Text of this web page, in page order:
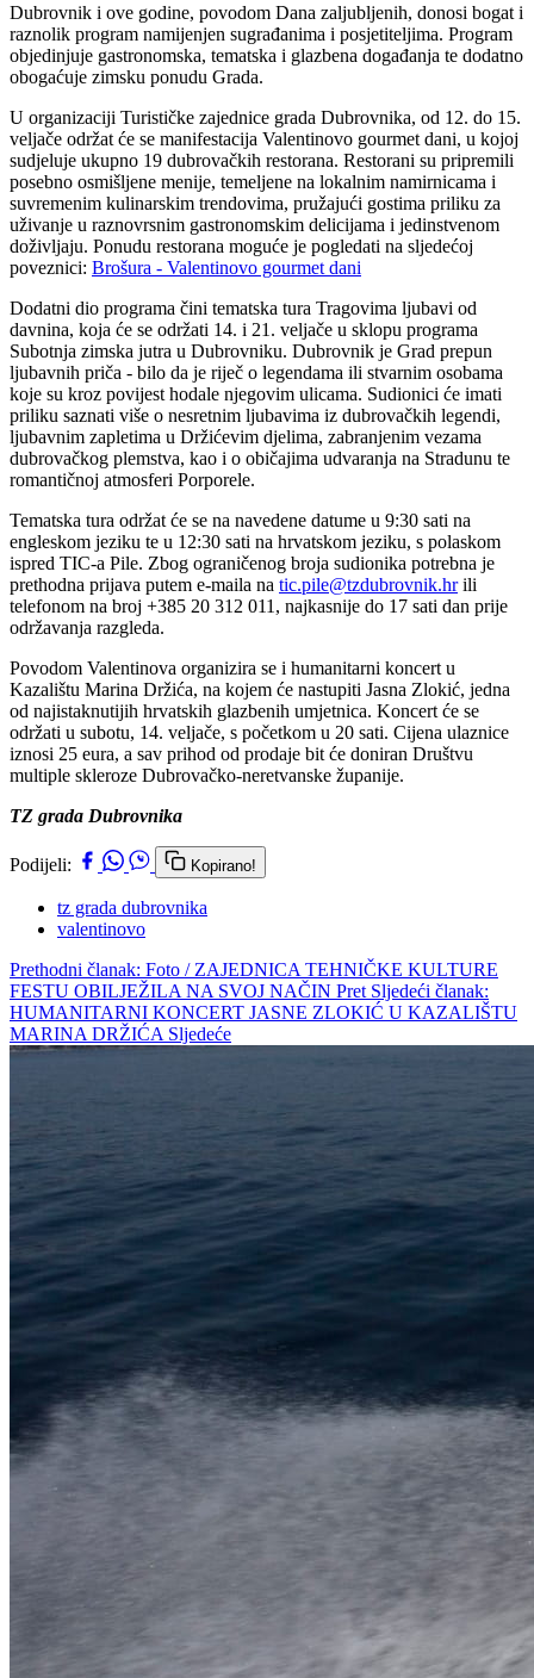
Dubrovnik i ove godine, povodom Dana zaljubljenih, donosi bogat i
raznolik program namijenjen sugrađanima i posjetiteljima. Program
objedinjuje gastronomska, tematska i glazbena događanja te dodatno
obogaćuje zimsku ponudu Grada.
U organizaciji Turističke zajednice grada Dubrovnika, od 12. do 15.
veljače održat će se manifestacija Valentinovo gourmet dani, u kojoj
sudjeluje ukupno 19 dubrovačkih restorana. Restorani su pripremili
posebno osmišljene menije, temeljene na lokalnim namirnicama i
suvremenim kulinarskim trendovima, pružajući gostima priliku za
uživanje u raznovrsnim gastronomskim delicijama i jedinstvenom
doživljaju. Ponudu restorana moguće je pogledati na sljedećoj
poveznici: Brošura - Valentinovo gourmet dani
Dodatni dio programa čini tematska tura Tragovima ljubavi od
davnina, koja će se održati 14. i 21. veljače u sklopu programa
Subotnja zimska jutra u Dubrovniku. Dubrovnik je Grad prepun
ljubavnih priča - bilo da je riječ o legendama ili stvarnim osobama
koje su kroz povijest hodale njegovim ulicama. Sudionici će imati
priliku saznati više o nesretnim ljubavima iz dubrovačkih legendi,
ljubavnim zapletima u Držićevim djelima, zabranjenim vezama
dubrovačkog plemstva, kao i o običajima udvaranja na Stradunu te
romantičnoj atmosferi Porporele.
Tematska tura održat će se na navedene datume u 9:30 sati na
engleskom jeziku te u 12:30 sati na hrvatskom jeziku, s polaskom
ispred TIC-a Pile. Zbog ograničenog broja sudionika potrebna je
prethodna prijava putem e-maila na tic.pile@tzdubrovnik.hrili
telefonom na broj +385 20 312 011, najkasnije do 17 sati dan prije
održavanja razgleda.
Povodom Valentinova organizira se i humanitarni koncert u
Kazalištu Marina Držića, na kojem će nastupiti Jasna Zlokić, jedna
od najistaknutijih hrvatskih glazbenih umjetnica. Koncert će se
održati u subotu, 14. veljače, s početkom u 20 sati. Cijena ulaznice
iznosi 25 eura, a sav prihod od prodaje bit će doniran Društvu
multiple skleroze Dubrovačko-neretvanske županije.
TZ grada Dubrovnika
Podijeli: Kopirano!
tz grada dubrovnika
valentinovo
Prethodni članak: Foto / ZAJEDNICA TEHNIČKE KULTURE
FESTU OBILJEŽILA NA SVOJ NAČIN Pret Sljedeći članak:
HUMANITARNI KONCERT JASNE ZLOKIĆ U KAZALIŠTU
MARINA DRŽIĆA Sljedeće